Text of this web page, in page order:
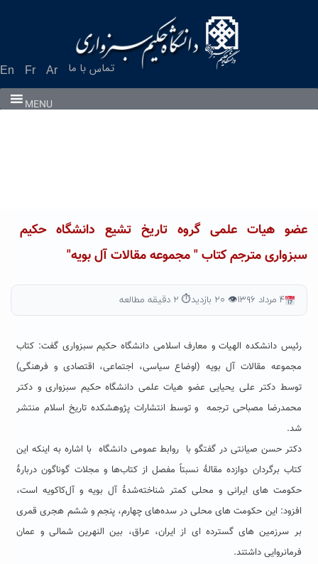
En Fr Ar تماس با ما
MENU
عضو هیات علمی گروه تاریخ تشیع دانشگاه حکیم
سبزواری مترجم کتاب " مجموعه مقالات آل بویه"
۴ مرداد ۱۳۹۶ 👁 ۲۰ بازدید ⏱ ۲ دقیقه مطالعه
رئیس دانشکده الهیات و معارف اسلامی دانشگاه حکیم سبزواری گفت: کتاب
مجموعه مقالات آل بویه (اوضاع سیاسی، اجتماعی، اقتصادی و فرهنگی)
توسط دکتر علی یحیایی عضو هیات علمی دانشگاه حکیم سبزواری و دکتر
محمدرضا مصباحی ترجمه و توسط انتشارات پژوهشکده تاریخ اسلام منتشر
شد.
دکتر حسن صیانتی در گفتگو با روابط عمومی دانشگاه با اشاره به اینکه این
کتاب برگردان دوازده مقالۀ نسبتاً مفصل از کتاب‌ها و مجلات گوناگون دربارۀ
حکومت های ایرانی و محلی کمتر شناخته‌شدۀ آل بویه و آل‌کاکویه است،
افزود: این حکومت های محلی در سده‌های چهارم، پنجم و ششم هجری قمری
بر سرزمین های گسترده ای از ایران، عراق، بین النهرین شمالی و عمان
فرمانروایی داشتند.